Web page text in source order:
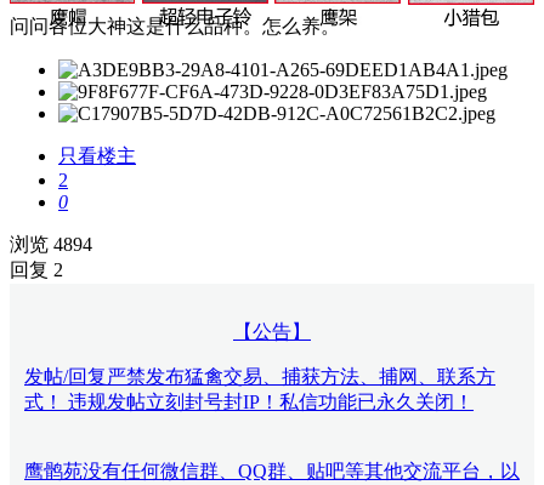
问问各位大神这是什么品种。怎么养。
只看楼主
2
0
浏览 4894
回复 2
【公告】
发帖/回复严禁发布猛禽交易、捕获方法、捕网、联系方
式！ 违规发帖立刻封号封IP！私信功能已永久关闭！
鹰鹘苑没有任何微信群、QQ群、贴吧等其他交流平台，以